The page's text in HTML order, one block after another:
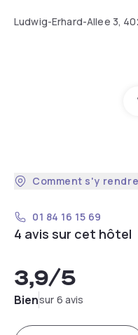
Ludwig-Erhard-Allee 3,
Comment s'y rendre
01 84 16 15 69
4 avis sur cet hôtel
3,9/5
Biensur 6 avis